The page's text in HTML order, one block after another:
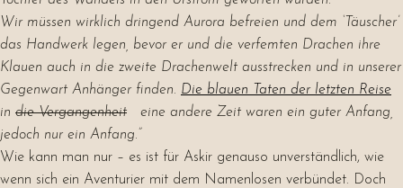
Wir müssen wirklich dringend Aurora befreien und dem ‘Täuscher’
das Handwerk legen, bevor er und die verfemten Drachen ihre
Klauen auch in die zweite Drachenwelt ausstrecken und in unserer
Gegenwart Anhänger finden. Die blauen Taten der letzten Reise
in die Vergangenheit eine andere Zeit waren ein guter Anfang,
jedoch nur ein Anfang.”
Wie kann man nur – es ist für Askir genauso unverständlich, wie
wenn sich ein Aventurier mit dem Namenlosen verbündet. Doch